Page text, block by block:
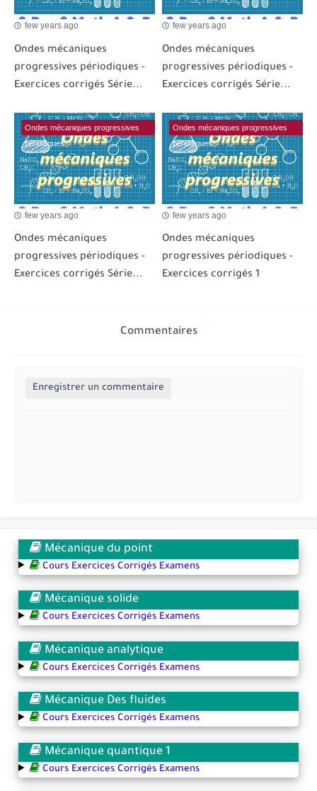
few years ago
Ondes mécaniques
progressives périodiques -
Exercices corrigés Série...
few years ago
Ondes mécaniques
progressives périodiques -
Exercices corrigés Série...
Ondes mécaniques progressives
périodiques
few years ago
Ondes mécaniques
progressives périodiques -
Exercices corrigés Série...
Ondes mécaniques progressives
périodiques
few years ago
Ondes mécaniques
progressives périodiques -
Exercices corrigés 1
Commentaires
Enregistrer un commentaire
Mécanique du point
Cours Exercices Corrigés Examens
Mécanique solide
Cours Exercices Corrigés Examens
Mécanique analytique
Cours Exercices Corrigés Examens
Mécanique Des fluides
Cours Exercices Corrigés Examens
Mécanique quantique 1
Cours Exercices Corrigés Examens